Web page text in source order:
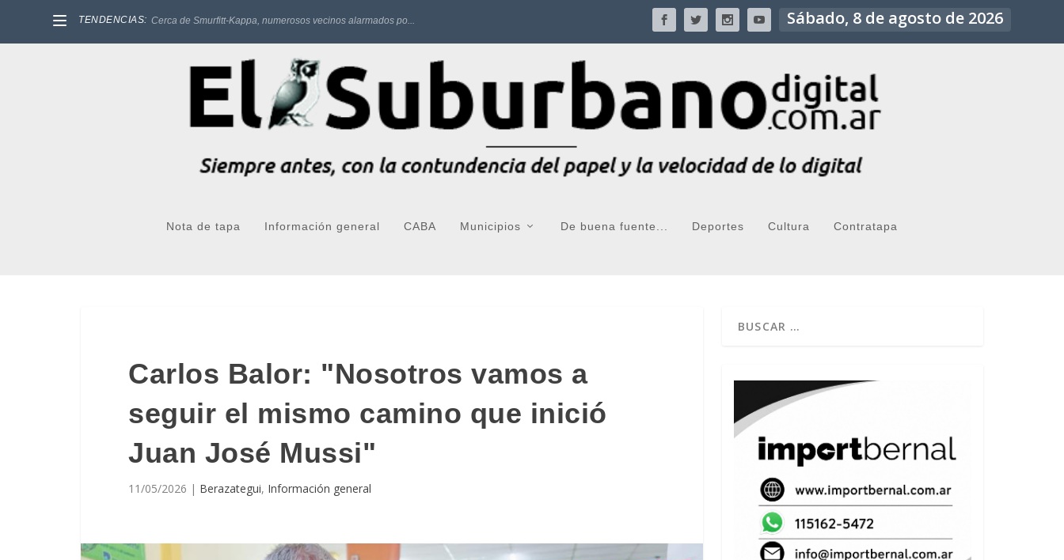
TENDENCIAS: Cerca de Smurfitt-Kappa, numerosos vecinos alarmados po... Sábado, 8 de agosto de 2026
Nota de tapa Información general CABA Municipios De buena fuente... Deportes Cultura Contratapa
Carlos Balor: "Nosotros vamos a
seguir el mismo camino que inició
Juan José Mussi"
11/05/2026 | Berazategui, Información general